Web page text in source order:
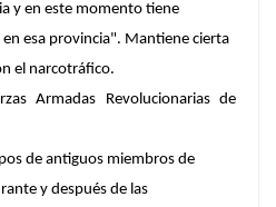
y en este momento tiene
esa provincia". Mantiene cierta
el narcotráfico.
Armadas Revolucionarias de
de antiguos miembros de
y después de las